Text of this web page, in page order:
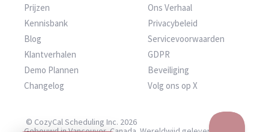
Prijzen
Kennisbank
Blog
Klantverhalen
Demo Plannen
Changelog
Ons Verhaal
Privacybeleid
Servicevoorwaarden
GDPR
Beveiliging
Volg ons op X
© CozyCal Scheduling Inc. 2026